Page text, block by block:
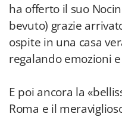
ha offerto il suo
bevuto) grazie
ospite in una casa
regalando emozioni
E poi ancora la
Roma e il